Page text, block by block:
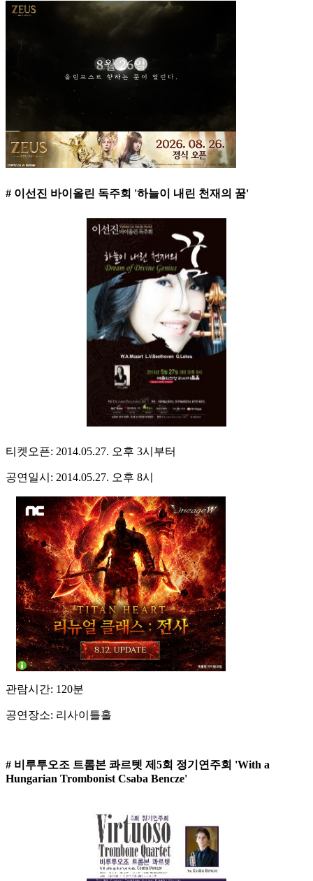
# 이선진 바이올린 독주회 '하늘이 내린 천재의 꿈'
티켓오픈: 2014.05.27. 오후 3시부터
공연일시: 2014.05.27. 오후 8시
관람시간: 120분
공연장소: 리사이틀홀
# 비루투오조 트롬본 콰르텟 제5회 정기연주회 'With a
Hungarian Trombonist Csaba Bencze'